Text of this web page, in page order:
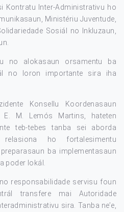
Kontratu Inter-Administrativu ho
Ministériu Juventude,
Sosiál no Inkluzaun,
no alokasaun orsamentu ba
no loron importante sira iha
Konsellu Koordenasaun
E. M. Lemós Martins, hateten
teb-tebes tanba sei aborda
ho fortalesimentu
ba implementasaun
poder lokál.
responsabilidade servisu foun
transfere mai Autoridade
sira. Tanba ne’e,